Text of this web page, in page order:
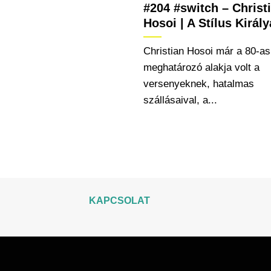
#204 #switch –
Hosoi | A Stílus
Christian Hosoi már a 80-
meghatározó alakja volt a
versenyeknek, hatalmas
szállásaival, a...
KAPCSOLAT